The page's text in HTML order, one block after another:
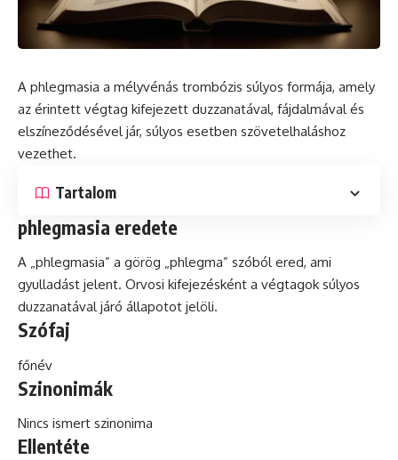
A phlegmasia a mélyvénás trombózis súlyos formája, amely
az érintett végtag kifejezett duzzanatával, fájdalmával és
elszíneződésével jár, súlyos esetben szövetelhaláshoz
vezethet.
Tartalom
phlegmasia eredete
A „phlegmasia” a görög „phlegma” szóból ered, ami
gyulladást jelent. Orvosi kifejezésként a végtagok súlyos
duzzanatával járó állapotot jelöli.
Szófaj
főnév
Szinonimák
Nincs ismert szinonima
Ellentéte